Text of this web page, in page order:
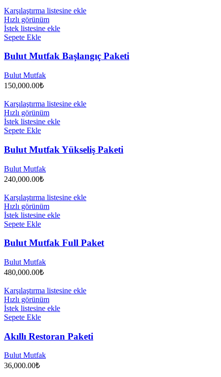
Karşılaştırma listesine ekle
Hızlı görünüm
İstek listesine ekle
Sepete Ekle
Bulut Mutfak Başlangıç Paketi
Bulut Mutfak
150,000.00₺
Karşılaştırma listesine ekle
Hızlı görünüm
İstek listesine ekle
Sepete Ekle
Bulut Mutfak Yükseliş Paketi
Bulut Mutfak
240,000.00₺
Karşılaştırma listesine ekle
Hızlı görünüm
İstek listesine ekle
Sepete Ekle
Bulut Mutfak Full Paket
Bulut Mutfak
480,000.00₺
Karşılaştırma listesine ekle
Hızlı görünüm
İstek listesine ekle
Sepete Ekle
Akıllı Restoran Paketi
Bulut Mutfak
36,000.00₺